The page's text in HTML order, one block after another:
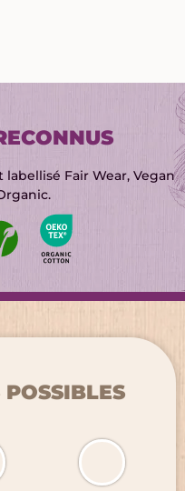
Fair Wear, Vegan
POSSIBLES